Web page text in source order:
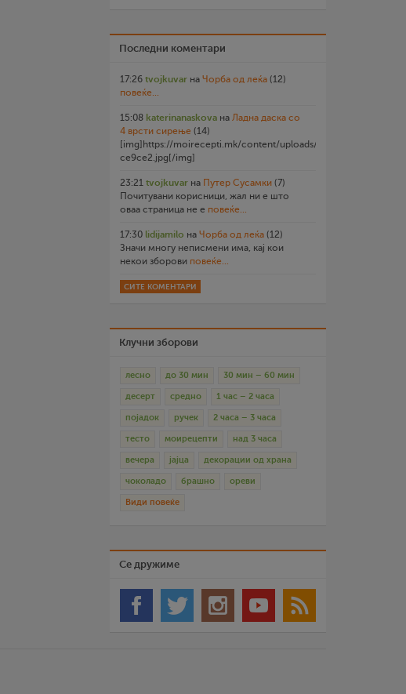
Последни коментари
17:26 tvojkuvar на Чорба од леќа (12)
повеќе...
15:08 katerinanaskova на Ладна даска со
4 врсти сирење (14)
[img]https://moirecepti.mk/content/uploads/2026/07/
ce9ce2.jpg[/img]
23:21 tvojkuvar на Путер Сусамки (7)
Почитувани корисници, жал ни е што
оваа страница не е повеќе...
17:30 lidijamilo на Чорба од леќа (12)
Значи многу неписмени има, кај кои
некои зборови повеќе...
СИТЕ КОМЕНТАРИ
Клучни зборови
лесно до 30 мин 30 мин – 60 мин
десерт средно 1 час – 2 часа
појадок ручек 2 часа – 3 часа
тесто моирецепти над 3 часа
вечера јајца декорации од храна
чоколадо брашно ореви
Види повеќе
Се дружиме